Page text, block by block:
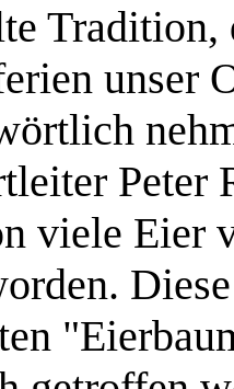
Tradition,
unser
viele Eier